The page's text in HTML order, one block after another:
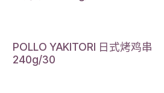
POLLO YAKITORI 日式烤鸡串
240g/30